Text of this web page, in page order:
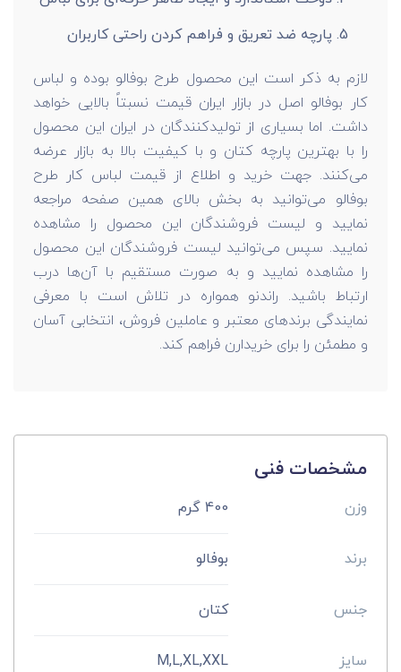
پارچه ضد تعریق و فراهم کردن راحتی کاربران
لازم به ذکر است این محصول طرح بوفالو بوده و لباس
کار بوفالو اصل در بازار ایران قیمت نسبتاً بالایی خواهد
داشت. اما بسیاری از تولیدکنندگان در ایران این محصول
را با بهترین پارچه کتان و با کیفیت بالا به بازار عرضه
می‌کنند. جهت خرید و اطلاع از قیمت لباس کار طرح
بوفالو می‌توانید به بخش بالای همین صفحه مراجعه
نمایید و لیست فروشندگان این محصول را مشاهده
نمایید. سپس می‌توانید لیست فروشندگان این محصول
را مشاهده نمایید و به صورت مستقیم با آن‌ها درب
ارتباط باشید. راندنو همواره در تلاش است با معرفی
نمایندگی برندهای معتبر و عاملین فروش، انتخابی آسان
و مطمئن را برای خریدارن فراهم کند.
مشخصات فنی
وزن 400 گرم
برند بوفالو
جنس کتان
سایز M,L,XL,XXL